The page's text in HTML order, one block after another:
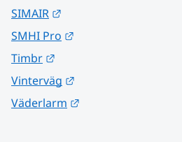
SIMAIR
SMHI Pro
Timbr
Vinterväg
Väderlarm